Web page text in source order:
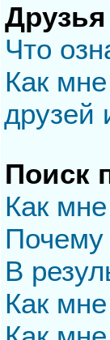
Что
Как
друзей
Поиск
Как
Почему
В
Как